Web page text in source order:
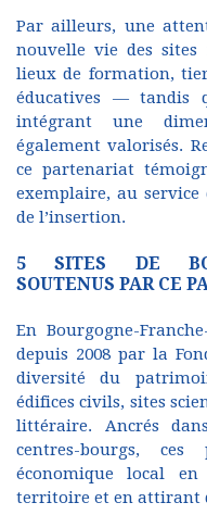
Par ailleurs, une
nouvelle vie des sites
lieux de formation,
éducatives — tandis
intégrant une
également valorisés.
ce partenariat
exemplaire, au
de l’insertion.
5 SITES DE
SOUTENUS PAR CE
En Bourgogne-
depuis 2008 par la
diversité du
édifices civils, sites
littéraire. Ancrés
centres-bourgs,
économique local
territoire et en attirant